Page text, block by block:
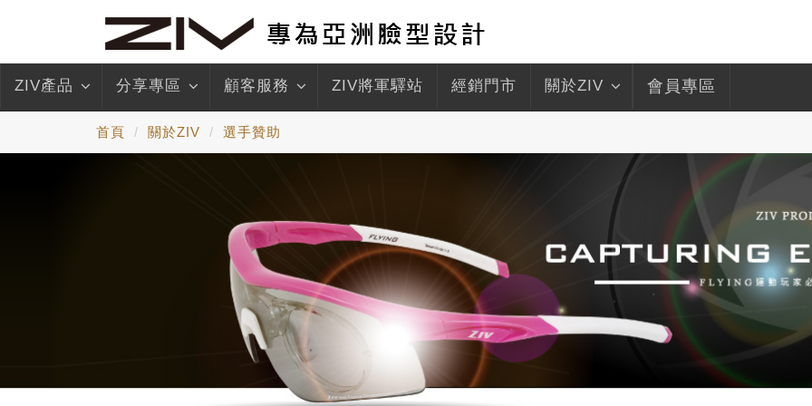
ZIV產品 分享專區 顧客服務 ZIV將軍驛站 經銷門市 關於ZIV 會員專區
首頁 關於ZIV 選手贊助